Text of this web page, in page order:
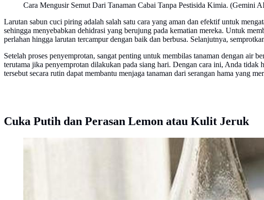
Cara Mengusir Semut Dari Tanaman Cabai Tanpa Pestisida Kimia. (Gemini
Larutan sabun cuci piring adalah salah satu cara yang aman dan efektif untuk
sehingga menyebabkan dehidrasi yang berujung pada kematian mereka. Untuk
perlahan hingga larutan tercampur dengan baik dan berbusa. Selanjutnya,
Setelah proses penyemprotan, sangat penting untuk membilas tanaman dengan air
terutama jika penyemprotan dilakukan pada siang hari. Dengan cara ini, Anda tidak
tersebut secara rutin dapat membantu menjaga tanaman dari serangan hama yang
Cuka Putih dan Perasan Lemon atau Kulit Jeruk